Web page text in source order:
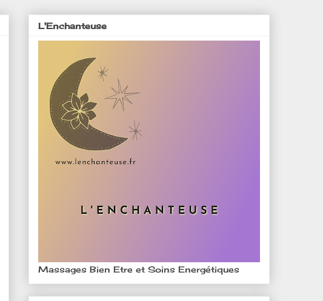
L'Enchanteuse
Massages Bien Etre et Soins Energétiques